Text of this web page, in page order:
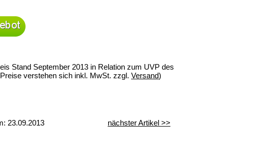
Stand September 2013 in Relation zum UVP des
verstehen sich inkl. MwSt. zzgl. Versand)
23.09.2013 nächster Artikel >>